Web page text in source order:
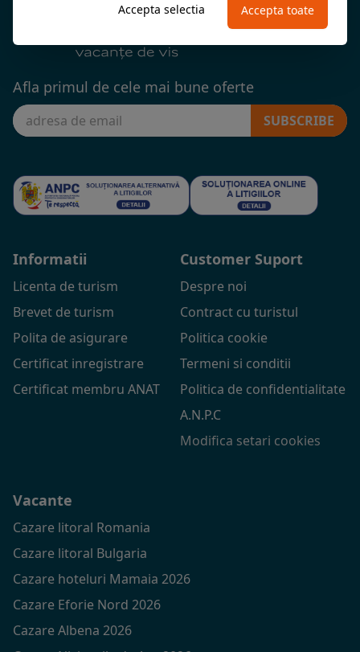
Afla primul de cele mai bune oferte
SUBSCRIBE
Informatii
Licenta de turism
Brevet de turism
Polita de asigurare
Certificat inregistrare
Certificat membru ANAT
Customer Suport
Despre noi
Contract cu turistul
Politica cookie
Termeni si conditii
Politica de confidentialitate
A.N.P.C
Modifica setari cookies
Vacante
Cazare litoral Romania
Cazare litoral Bulgaria
Cazare hoteluri Mamaia 2026
Cazare Eforie Nord 2026
Cazare Albena 2026
Accepta selectia Accepta toate